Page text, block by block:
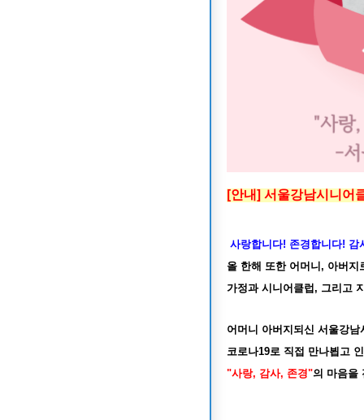
[안내] 서울강남시니어
사랑합니다! 존경합니다! 감
올 한해 또한 어머니, 아버
가정과 시니어클럽, 그리고
어머니 아버지되신 서울강
코로나19로 직접 만나뵙고
"사랑, 감사, 존경"의 마음을